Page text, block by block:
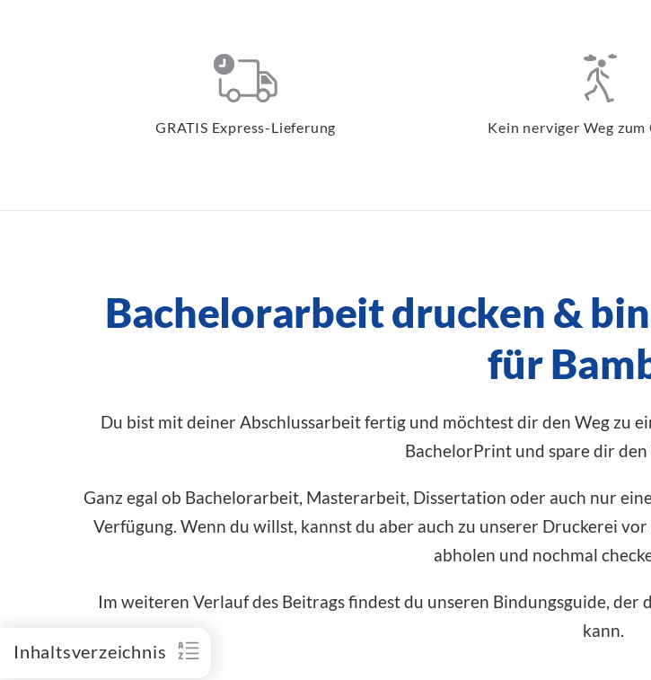
Inhaltsverzeichnis
GRATIS Express-Lieferung Kein nerviger Weg zum
Bachelorarbeit drucken &
für
Du bist mit deiner Abschlussarbeit fertig und möchtest dir den Weg zu
BachelorPrint und spare dir
Ganz egal ob Bachelorarbeit, Masterarbeit, Dissertation oder auch nur
Verfügung. Wenn du willst, kannst du aber auch zu unserer Druckerei
abholen und nochmal
Im weiteren Verlauf des Beitrags findest du unseren Bindungsguide,
kann.